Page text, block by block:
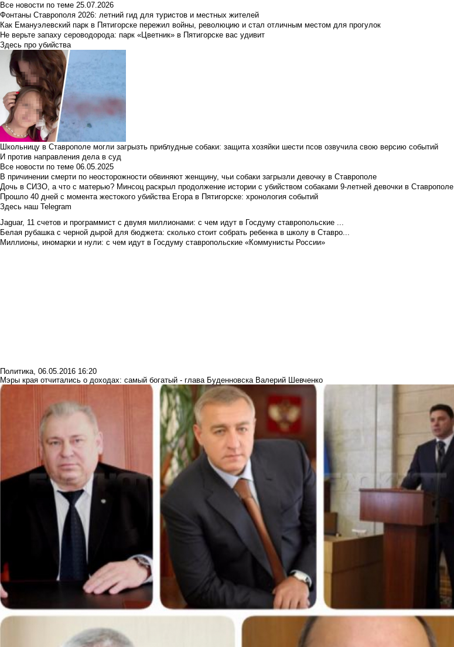
Все новости по теме 25.07.2026
Фонтаны Ставрополя 2026: летний гид для туристов и местных жителей
Как Емануэлевский парк в Пятигорске пережил войны, революцию и стал отличным местом для прогулок
Не верьте запаху сероводорода: парк «Цветник» в Пятигорске вас удивит
Здесь про убийства
Школьницу в Ставрополе могли загрызть приблудные собаки: защита хозяйки шести псов озвучила свою версию событий
И против направления дела в суд
Все новости по теме 06.05.2025
В причинении смерти по неосторожности обвиняют женщину, чьи собаки загрызли девочку в Ставрополе
Дочь в СИЗО, а что с матерью? Минсоц раскрыл продолжение истории с убийством собаками 9-летней девочки в Ставрополе
Прошло 40 дней с момента жестокого убийства Егора в Пятигорске: хронология событий
Здесь наш Telegram
Jaguar, 11 счетов и программист с двумя миллионами: с чем идут в Госдуму ставропольские ...
Белая рубашка с черной дырой для бюджета: сколько стоит собрать ребенка в школу в Ставро...
Миллионы, иномарки и нули: с чем идут в Госдуму ставропольские «Коммунисты России»
Политика, 06.05.2016 16:20
Мэры края отчитались о доходах: самый богатый - глава Буденновска Валерий Шевченко